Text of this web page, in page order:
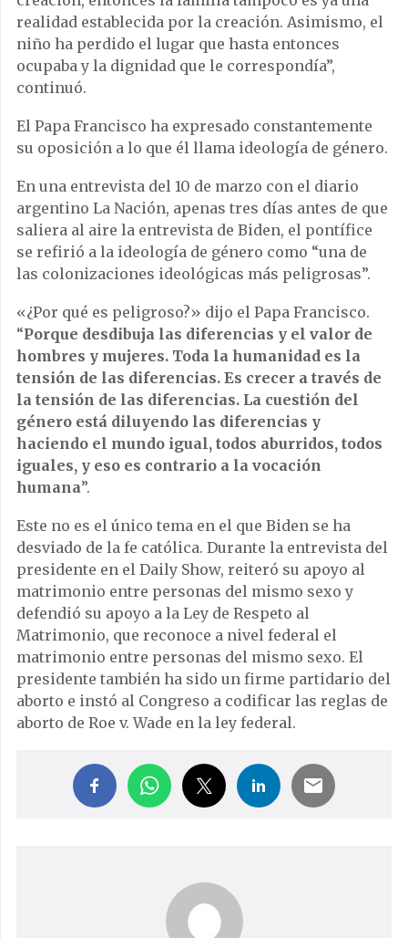
realidad establecida por la creación. Asimismo, el
niño ha perdido el lugar que hasta entonces
ocupaba y la dignidad que le correspondía”,
continuó.
El Papa Francisco ha expresado constantemente
su oposición a lo que él llama ideología de género.
En una entrevista del 10 de marzo con el diario
argentino La Nación, apenas tres días antes de que
saliera al aire la entrevista de Biden, el pontífice
se refirió a la ideología de género como “una de
las colonizaciones ideológicas más peligrosas”.
«¿Por qué es peligroso?» dijo el Papa Francisco.
“Porque desdibuja las diferencias y el valor de
hombres y mujeres. Toda la humanidad es la
tensión de las diferencias. Es crecer a través de
la tensión de las diferencias. La cuestión del
género está diluyendo las diferencias y
haciendo el mundo igual, todos aburridos, todos
iguales, y eso es contrario a la vocación
humana”.
Este no es el único tema en el que Biden se ha
desviado de la fe católica. Durante la entrevista del
presidente en el Daily Show, reiteró su apoyo al
matrimonio entre personas del mismo sexo y
defendió su apoyo a la Ley de Respeto al
Matrimonio, que reconoce a nivel federal el
matrimonio entre personas del mismo sexo. El
presidente también ha sido un firme partidario del
aborto e instó al Congreso a codificar las reglas de
aborto de Roe v. Wade en la ley federal.